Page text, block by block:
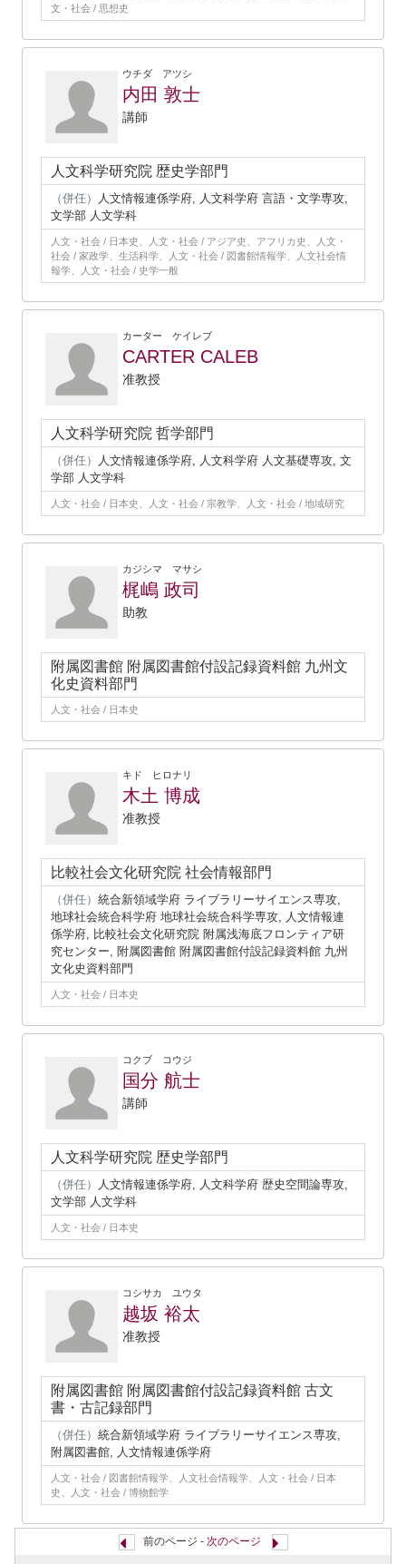
文・社会 / 思想史
ウチダ アツシ
内田 敦士
講師
人文科学研究院 歴史学部門
（併任）
人文情報連係学府, 人文科学府 言語・文学専攻,
文学部 人文学科
人文・社会 / 日本史、人文・社会 / アジア史、アフリカ史、人文・
社会 / 家政学、生活科学、人文・社会 / 図書館情報学、人文社会情
報学、人文・社会 / 史学一般
カーター ケイレブ
CARTER CALEB
准教授
人文科学研究院 哲学部門
（併任）
人文情報連係学府, 人文科学府 人文基礎専攻, 文
学部 人文学科
人文・社会 / 日本史、人文・社会 / 宗教学、人文・社会 / 地域研究
カジシマ マサシ
梶嶋 政司
助教
附属図書館 附属図書館付設記録資料館 九州文
化史資料部門
人文・社会 / 日本史
キド ヒロナリ
木土 博成
准教授
比較社会文化研究院 社会情報部門
（併任） 統合新領域学府 ライブラリーサイエンス専攻,
地球社会統合科学府 地球社会統合科学専攻, 人文情報連
係学府, 比較社会文化研究院 附属浅海底フロンティア研
究センター, 附属図書館 附属図書館付設記録資料館 九州
文化史資料部門
人文・社会 / 日本史
コクブ コウジ
国分 航士
講師
人文科学研究院 歴史学部門
（併任）
人文情報連係学府, 人文科学府 歴史空間論専攻,
文学部 人文学科
人文・社会 / 日本史
コシサカ ユウタ
越坂 裕太
准教授
附属図書館 附属図書館付設記録資料館 古文
書・古記録部門
（併任） 統合新領域学府 ライブラリーサイエンス専攻,
附属図書館, 人文情報連係学府
人文・社会 / 図書館情報学、人文社会情報学、人文・社会 / 日本
史、人文・社会 / 博物館学
前のページ - 次のページ